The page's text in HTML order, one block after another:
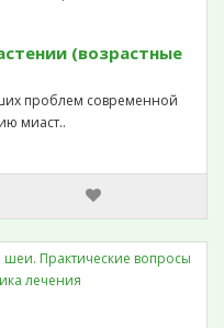
(возрастные
проблем современной
миаст..